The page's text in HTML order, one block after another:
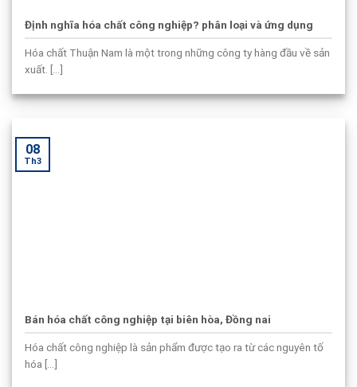
Định nghĩa hóa chất công nghiệp? phân loại và ứng dụng
Hóa chất Thuận Nam là một trong những công ty hàng đầu về sản
xuất. [...]
Bán hóa chất công nghiệp tại biên hòa, Đồng nai
Hóa chất công nghiệp là sản phẩm được tạo ra từ các nguyên tố
hóa [...]
08
Th3